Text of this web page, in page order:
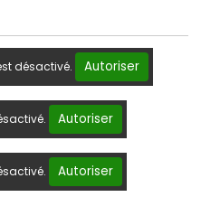
désactivé. Autoriser
Autoriser
Autoriser